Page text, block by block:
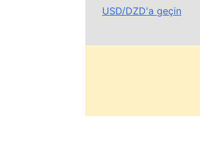
USD/DZD'a geçin